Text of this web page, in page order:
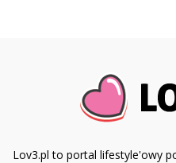
Lov3.pl to portal lifestyle'owy